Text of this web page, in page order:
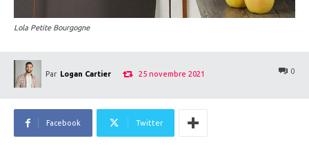
Lola Petite Bourgogne
Par Logan Cartier 25 novembre 2021 0
Facebook Twitter